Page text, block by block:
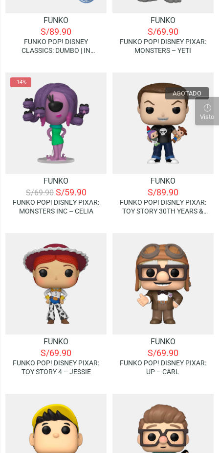
FUNKO
S/89.90
FUNKO POP! DISNEY
CLASSICS: DUMBO | IN
FUNKO
S/69.90
FUNKO POP! DISNEY PIXAR:
MONSTERS – YETI
-14%
FUNKO
S/69.90 S/59.90
FUNKO POP! DISNEY PIXAR:
MONSTERS INC – CELIA
AGOTADO
FUNKO
S/89.90
FUNKO POP! DISNEY PIXAR:
TOY STORY 30TH YEARS &
FUNKO
S/69.90
FUNKO POP! DISNEY PIXAR:
TOY STORY 4 – JESSIE
FUNKO
S/69.90
FUNKO POP! DISNEY PIXAR:
UP – CARL
Visto